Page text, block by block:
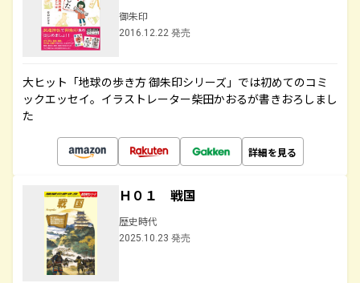
御朱印
2016.12.22 発売
大ヒット「地球の歩き方 御朱印シリーズ」では初めてのコミ
ックエッセイ。イラストレーター柴田かおるが書きおろしまし
た
詳細を見る
Ｈ０１ 戦国
歴史時代
2025.10.23 発売